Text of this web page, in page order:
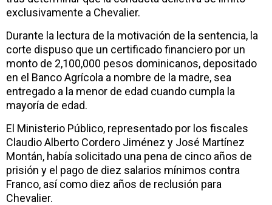
exclusivamente a Chevalier.
Durante la lectura de la motivación de la sentencia, la
corte dispuso que un certificado financiero por un
monto de 2,100,000 pesos dominicanos, depositado
en el Banco Agrícola a nombre de la madre, sea
entregado a la menor de edad cuando cumpla la
mayoría de edad.
El Ministerio Público, representado por los fiscales
Claudio Alberto Cordero Jiménez y José Martínez
Montán, había solicitado una pena de cinco años de
prisión y el pago de diez salarios mínimos contra
Franco, así como diez años de reclusión para
Chevalier.